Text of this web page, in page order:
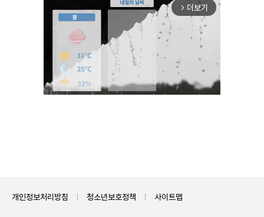
arrow_forward_ios 더보기
개인정보처리방침 청소년보호정책 사이트맵